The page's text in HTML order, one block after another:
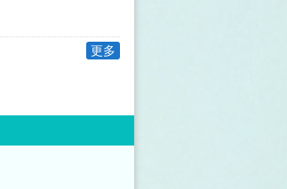
更多